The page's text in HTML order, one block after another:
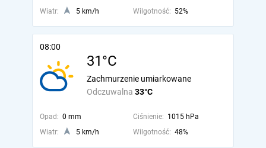
Wiatr: 5 km/h Wilgotność: 52%
08:00
31°C
Odczuwalna 33°C
Zachmurzenie umiarkowane
Opad: 0 mm Ciśnienie: 1015 hPa
Wiatr:
5 km/h Wilgotność: 48%